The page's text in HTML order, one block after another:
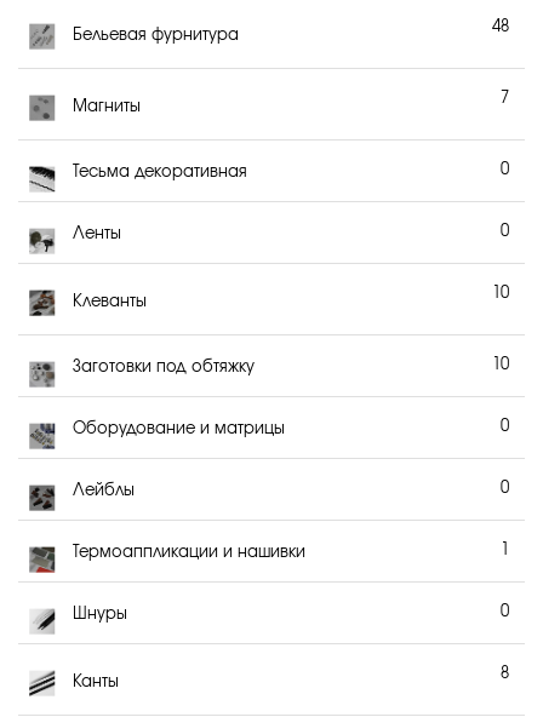
Бельевая фурнитура
48
Магниты
7
Тесьма декоративная 0
Ленты 0
Клеванты
10
Заготовки под обтяжку 10
Оборудование и матрицы 0
Лейблы 0
Термоаппликации и нашивки
Шнуры 0
Канты
8